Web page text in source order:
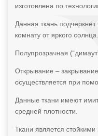
изготовлена по
Данная ткань
комнату от яркого солнца.
Полупрозрачная
Открывание –
осуществляется при
Данные ткани имеют
средней плотности.
Ткани является